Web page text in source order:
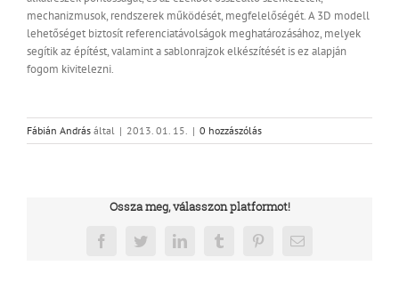
mechanizmusok, rendszerek működését, megfelelőségét. A 3D modell
lehetőséget biztosít referenciatávolságok meghatározásához, melyek
segítik az építést, valamint a sablonrajzok elkészítését is ez alapján
fogom kivitelezni.
Fábián András által | 2013. 01. 15. | 0 hozzászólás
Ossza meg, válasszon platformot!
FacebookTwitterLinkedInTumblrPinterestEmail: